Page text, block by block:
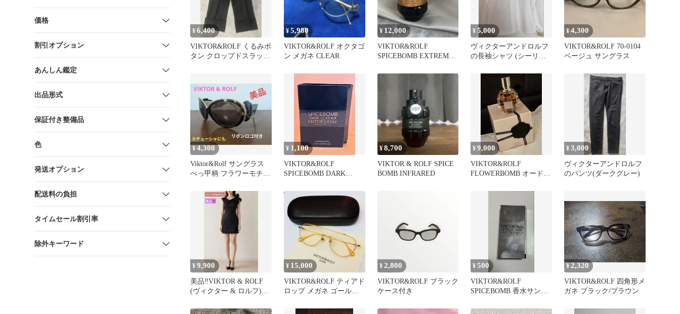
価格
割引オプション
あんしん鑑定
出品形式
保証付き整備品
色
発送オプション
配送料の負担
タイムセール割引率
除外キーワード
¥6,400
VIKTOR&ROLF くるみボ
タン クロップドスラック
¥5,980
VIKTOR&ROLF オクタゴ
ン メガネ CLEAR
¥ 12,000
VIKTOR&ROLF
SPICEBOMB EXTREME
¥5,000
ヴィクターアンドロルフ
の長袖シャツ (シーリン
¥4,300
VIKTOR&ROLF 70-0104
ベージュ サングラス
¥4,300
Viktor&Rolf サングラス
べっ甲柄 フラワーモチー
¥ 1,100
VIKTOR&ROLF
SPICEBOMB DARK
¥8,700
VIKTOR & ROLF SPICE
BOMB INFRARED
¥9,000
VIKTOR&ROLF
FLOWERBOMB オードパ
¥3,000
ヴィクターアンドロルフ
のパンツ(ダークグレー)
¥9,900
美品‼️VIKTOR & ROLF
(ヴィクター & ロルフ)ワ
¥ 15,000
VIKTOR&ROLF ティアド
ロップ メガネ ゴールド
¥2,800
VIKTOR&ROLF ブラック
ケース付き
¥500
VIKTOR&ROLF
SPICEBOMB 香水サンプ
¥ 2,320
VIKTOR&ROLF 四角形メ
ガネ ブラック/ブラウン